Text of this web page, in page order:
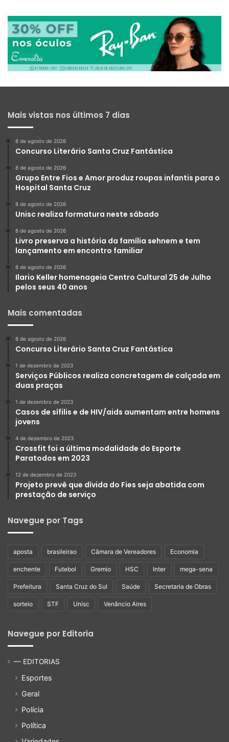
Mais vistas nos últimos 7 dias
8 de agosto de 2026
Concurso Literário Santa Cruz Fantástica
8 de agosto de 2026
Grupo Entre Fios e Amor produz roupas infantis para o
Hospital Santa Cruz
8 de agosto de 2026
Unisc realiza formatura neste sábado
8 de agosto de 2026
Livro preserva a história da família sehnem e tem
lançamento em encontro familiar
8 de agosto de 2026
Ilario Keller homenageia Centro Cultural 25 de Julho
pelos seus 40 anos
Mais comentadas
8 de agosto de 2026
Concurso Literário Santa Cruz Fantástica
1 de dezembro de 2023
Serviços Públicos realiza concretagem de calçada em
duas praças
1 de dezembro de 2023
Casos de sífilis e de HIV/aids aumentam entre homens
jovens
4 de dezembro de 2023
Crossfit foi a última modalidade do Esporte
Paratodos em 2023
12 de dezembro de 2023
Projeto prevê que dívida do Fies seja abatida com
prestação de serviço
Navegue por Tags
aposta brasileirao Câmara de Vereadores Economia
enchente Futebol Gremio HSC Inter mega-sena
Prefeitura Santa Cruz do Sul Saúde Secretaria de Obras
sorteio STF Unisc Venâncio Aires
Navegue por Editoria
— EDITORIAS
Esportes
Geral
Polícia
Política